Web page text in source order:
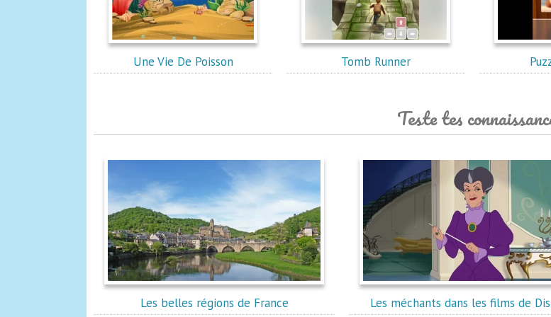
Une Vie De Poisson Tomb Runner
Teste tes
Les belles régions de France Les méchants dans les films de